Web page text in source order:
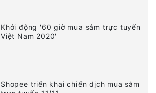
Khởi động '60 giờ mua sắm trực tuyến
Việt Nam 2020'
Shopee triển khai chiến dịch mua sắm